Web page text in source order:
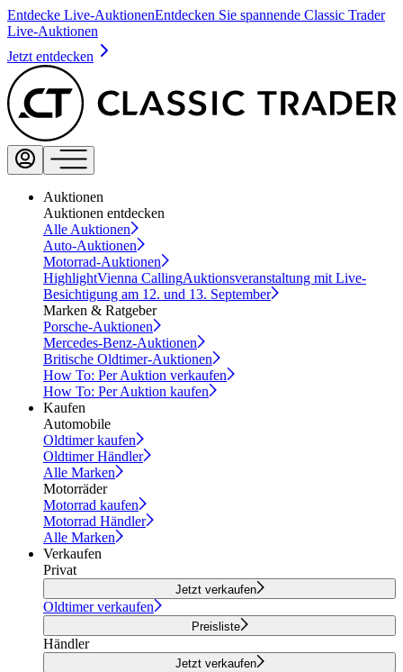
Entdecke Live-AuktionenEntdecken Sie spannende Classic Trader
Live-Auktionen
Jetzt entdecken
Auktionen
Auktionen entdecken
Alle Auktionen
Auto-Auktionen
Motorrad-Auktionen
HighlightVienna CallingAuktionsveranstaltung mit Live-
Besichtigung am 12. und 13. September
Marken & Ratgeber
Porsche-Auktionen
Mercedes-Benz-Auktionen
Britische Oldtimer-Auktionen
How To: Per Auktion verkaufen
How To: Per Auktion kaufen
Kaufen
Automobile
Oldtimer kaufen
Oldtimer Händler
Alle Marken
Motorräder
Motorrad kaufen
Motorrad Händler
Alle Marken
Verkaufen
Privat
Jetzt verkaufen
Oldtimer verkaufen
Preisliste
Händler
Jetzt verkaufen